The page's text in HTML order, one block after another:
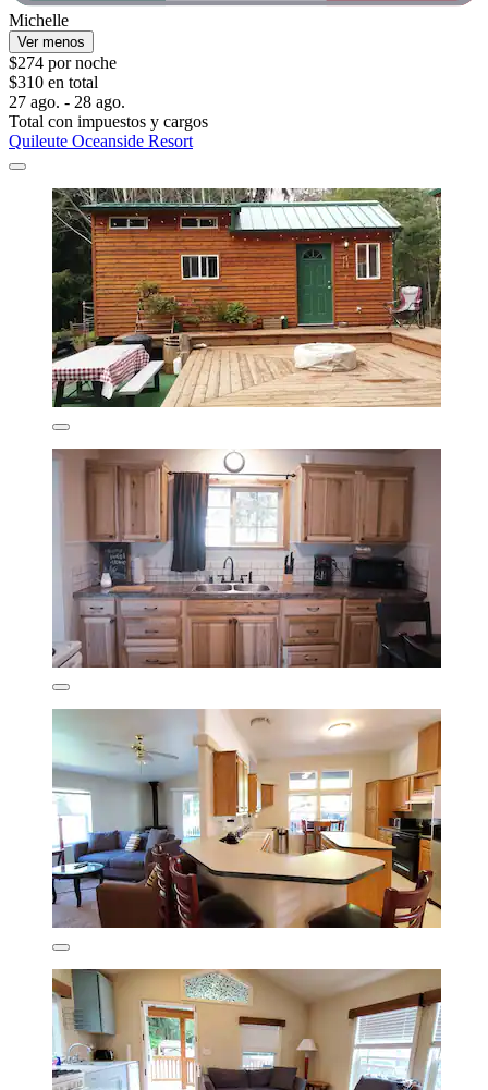
Michelle
Ver menos
$274 por noche
$310 en total
27 ago. - 28 ago.
Total con impuestos y cargos
Quileute Oceanside Resort